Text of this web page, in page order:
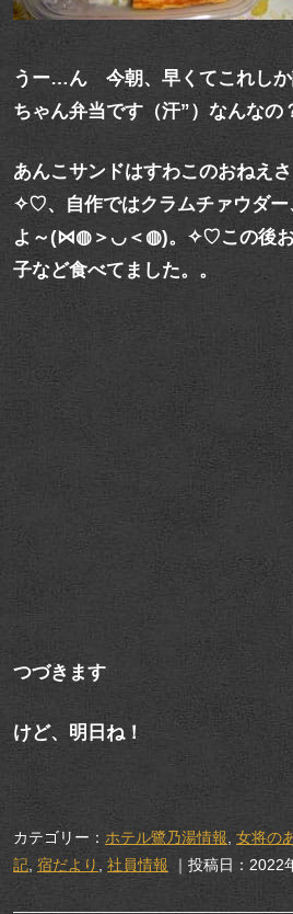
うー…ん 今朝、早くてこれしか
ちゃん弁当です（汗”）なんなの
あんこサンドはすわこのおねえ
✧♡、自作ではクラムチァウダー
よ～(⋈◍＞◡＜◍)。✧♡この後お
子など食べてました。。
つづきます
けど、明日ね！
カテゴリー： ホテル鷺乃湯情報, 女将の
記, 宿だより , 社員情報 ｜投稿日：2022